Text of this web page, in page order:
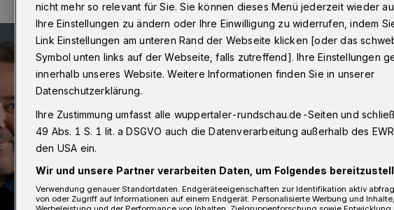
Nach Toreschluss - die
Small Talk
Small Talk ist eine Kunst für sich.
der Wechsel der Jahreszeiten
Wetter. Aktuell stehen wir an der
mit Blick auf den Kalender nicht
überraschend ist, aber trotzdem
Rahmen des Small Talks gerade
nicht mehr so relevant für Sie. Sie können dieses Menü jederzeit wieder
Ihre Einstellungen zu ändern oder Ihre Einwilligung zu widerrufen, indem
Link Einstellungen am unteren Rand der Webseite klicken [oder das
Symbol unten links auf der Webseite, falls zutreffend]. Ihre Einstellungen
innerhalb unseres Website. Weitere Informationen finden Sie in unserer
Datenschutzerklärung.
Ihre Zustimmung umfasst alle wuppertaler-rundschau.de-Seiten und
49 Abs. 1 S. 1 lit. a DSGVO auch die Datenverarbeitung außerhalb des
den USA ein.
Wir und unsere Partner verarbeiten Daten, um Folgendes
Verwendung genauer Standortdaten. Endgeräteeigenschaften zur Identifikation aktiv
von oder Zugriff auf Informationen auf einem Endgerät. Personalisierte Werbung und